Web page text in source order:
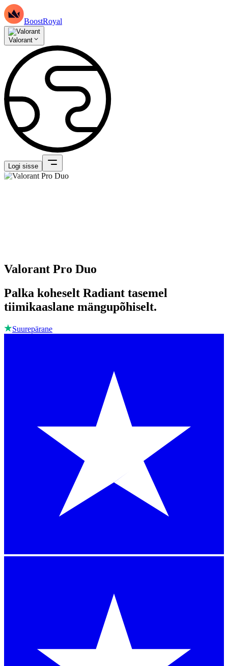
BoostRoyal
Valorant
Logi sisse
Valorant Pro Duo
Palka koheselt Radiant tasemel
tiimikaaslane mängupõhiselt.
Suurepärane